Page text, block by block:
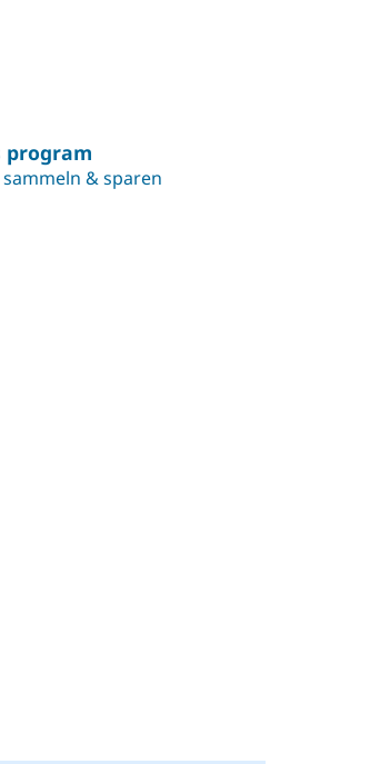
program
& sparen